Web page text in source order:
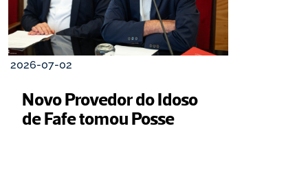
2026-07-02
Novo Provedor do Idoso
de Fafe tomou Posse